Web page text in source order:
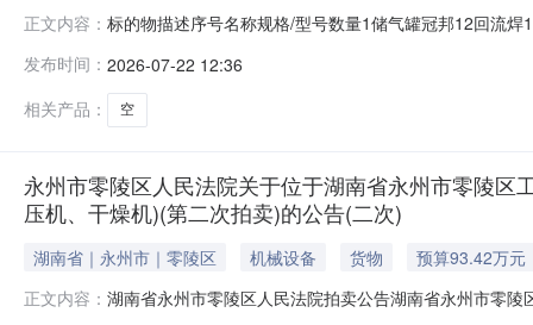
正文内容： 标的物描述序号名称规格/型号数量1储气罐冠邦12回流
州市零陵区人民法院淘宝网司法拍卖网络平台上（网址
发布时间： 2026-07-22 12:36
相关产品：
空
永州市零陵区人民法院关于位于湖南省永州市零陵
压机、干燥机)(第二次拍卖)的公告(二次)
湖南省｜永州市｜零陵区 机械设备 货物
预算93.42万元
正文内容： 湖南省永州市零陵区人民法院拍卖公告湖南省永州市零